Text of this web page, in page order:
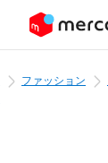
ファッション